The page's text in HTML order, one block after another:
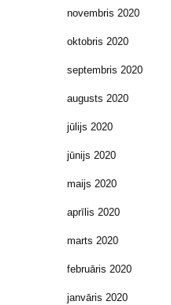
novembris 2020
oktobris 2020
septembris 2020
augusts 2020
jūlijs 2020
jūnijs 2020
maijs 2020
aprīlis 2020
marts 2020
februāris 2020
janvāris 2020